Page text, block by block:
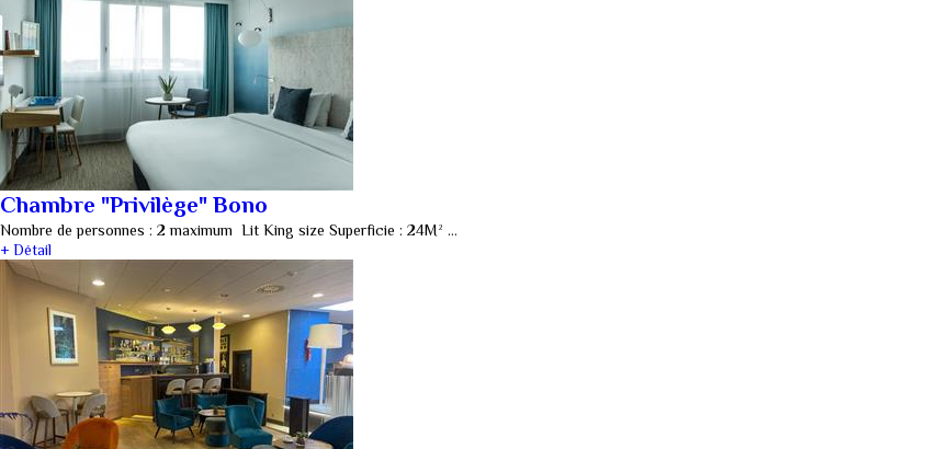
Chambre "Privilège" Bono
Nombre de personnes : 2 maximum Lit King size Superficie : 24M² …
+ Détail